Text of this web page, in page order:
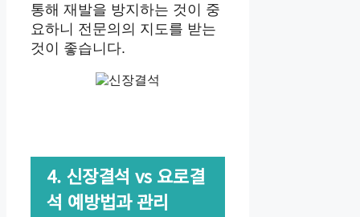
통해 재발을 방지하는 것이 중
요하니 전문의의 지도를 받는
것이 좋습니다.
4. 신장결석 vs 요로결
석 예방법과 관리